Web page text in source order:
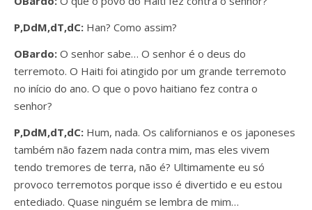
P,DdM,dT,dC: Han? Como assim?
OBardo: O senhor sabe… O senhor é o deus do
terremoto. O Haiti foi atingido por um grande terremoto
no início do ano. O que o povo haitiano fez contra o
senhor?
P,DdM,dT,dC: Hum, nada. Os californianos e os japoneses
também não fazem nada contra mim, mas eles vivem
tendo tremores de terra, não é? Ultimamente eu só
provoco terremotos porque isso é divertido e eu estou
entediado. Quase ninguém se lembra de mim…